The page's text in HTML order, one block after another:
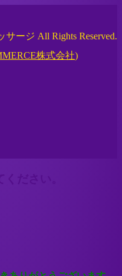
ージ All Rights Reserved.
株式会社)